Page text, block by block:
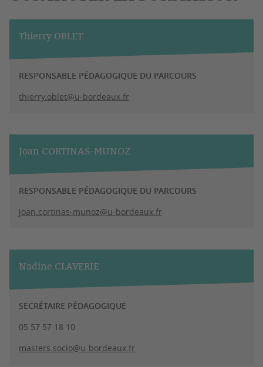
Thierry OBLET
RESPONSABLE PÉDAGOGIQUE DU PARCOURS
thierry.oblet@u-bordeaux.fr
Joan CORTINAS-MUNOZ
RESPONSABLE PÉDAGOGIQUE DU PARCOURS
joan.cortinas-munoz@u-bordeaux.fr
Nadine CLAVERIE
SECRÉTAIRE PÉDAGOGIQUE
05 57 57 18 10
masters.socio@u-bordeaux.fr